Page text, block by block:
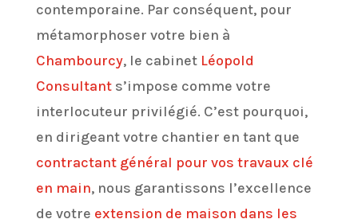
contemporaine. Par conséquent, pour
métamorphoser votre bien à
Chambourcy, le cabinet Léopold
Consultants’impose comme votre
interlocuteur privilégié. C’est pourquoi,
en dirigeant votre chantier en tant que
contractant général pour vos travaux clé
en main, nous garantissons l’excellence
de votre extension de maison dans les